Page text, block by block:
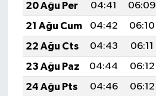
20 Ağu Per
04:41 06:09
21 Ağu Cum
04:42 06:10
22 Ağu Cts
04:43 06:11
23 Ağu Paz
04:44 06:12
24 Ağu Pts
04:46 06:12